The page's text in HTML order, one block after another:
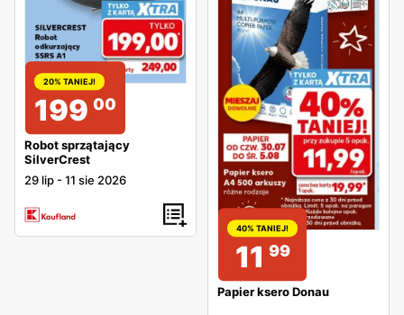
20% TANIEJ!
199 00
Robot sprzątający
SilverCrest
29 lip -11 sie 2026
40% TANIEJ!
11 99
Papier ksero Donau